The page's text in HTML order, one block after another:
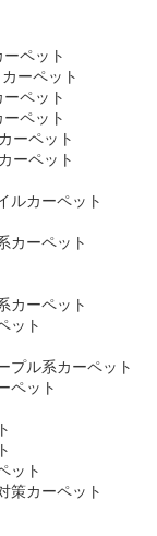
ペット
ーペット
ペット
ペット
ーペット
ーペット
ルカーペット
カーペット
カーペット
ット
プル系カーペット
ペット
ット
策カーペット